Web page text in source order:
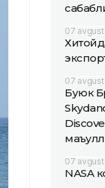
07 avgust
07 avgust
Буюк
07 avgust
NASA